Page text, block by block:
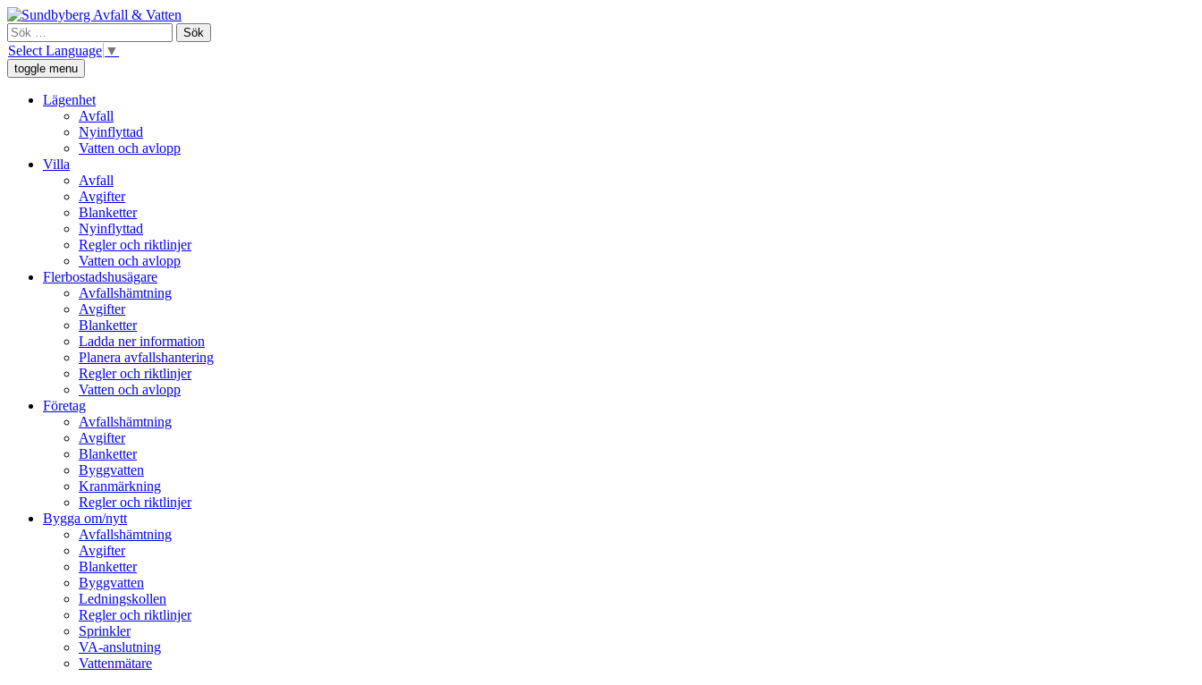
Skip
to
content
Sundbyberg Avfall och Vatten
Vi ansvarar för sophämtning, leverans av rent dricksvatten och att avloppsvattnet tas omhand i Sundbyberg.
Sök
efter:
Select Language ▼
toggle menu
Lägenhet
Avfall
Nyinflyttad
Vatten och avlopp
Villa
Avfall
Avgifter
Blanketter
Nyinflyttad
Regler och riktlinjer
Vatten och avlopp
Flerbostadshusägare
Avfallshämtning
Avgifter
Blanketter
Ladda ner information
Planera avfallshantering
Regler och riktlinjer
Vatten och avlopp
Företag
Avfallshämtning
Avgifter
Blanketter
Byggvatten
Kranmärkning
Regler och riktlinjer
Bygga om/nytt
Avfallshämtning
Avgifter
Blanketter
Byggvatten
Ledningskollen
Regler och riktlinjer
Sprinkler
VA-anslutning
Vattenmätare